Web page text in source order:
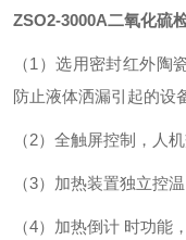
ZSO2-3000A二氧化硫
（1）选用密封红外陶
防止液体洒漏引起的设
（2）全触屏控制，人
（3）加热装置独立控
（4）加热倒计 时功能